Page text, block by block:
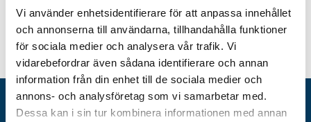
Vi använder enhetsidentifierare för att anpassa innehållet
och annonserna till användarna, tillhandahålla funktioner
för sociala medier och analysera vår trafik. Vi
vidarebefordrar även sådana identifierare och annan
information från din enhet till de sociala medier och
annons- och analysföretag som vi samarbetar med.
Dessa kan i sin tur kombinera informationen med annan
Karlshamn och hela Blekinge. Företaget är en
mycket värdig vinnare av Made in Karlshamn
2019.”Bild: Evomatic